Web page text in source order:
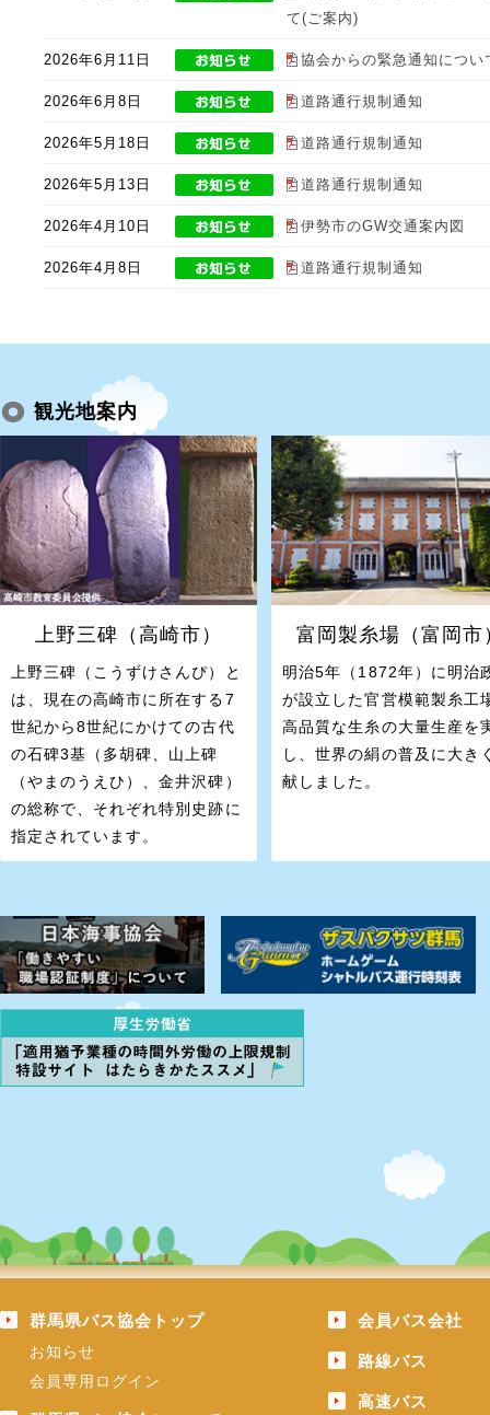
て(ご案内)
2026年6月11日 協会からの緊急通知につい
2026年6月8日 道路通行規制通知
2026年5月18日 道路通行規制通知
2026年5月13日 道路通行規制通知
2026年4月10日 伊勢市のGW交通案内図
2026年4月8日 道路通行規制通知
観光地案内
上野三碑（高崎市）
上野三碑（こうずけさんぴ）と
は、現在の高崎市に所在する7
世紀から8世紀にかけての古代
の石碑3基（多胡碑、山上碑
（やまのうえひ）、金井沢碑）
の総称で、それぞれ特別史跡に
指定されています。
富岡製糸場（富岡市
明治5年（1872年）に明治
が設立した官営模範製糸工
高品質な生糸の大量生産を
し、世界の絹の普及に大き
献しました。
群馬県バス協会トップ
お知らせ
会員専用ログイン
会員バス会社
路線バス
高速バス